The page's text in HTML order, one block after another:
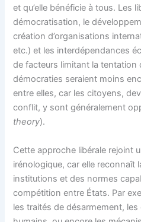
et qu’elle bénéficie à tous. Les
démocratisation, le
création d’organisations
etc.) et les interdépendances
de facteurs limitant la tentation
démocraties seraient moins
entre elles, car les citoyens,
conflit, y sont généralement
theory).
Cette approche libérale rejoint
irénologique, car elle reconnaît
institutions et des normes
compétition entre États. Par
les traités de désarmement,